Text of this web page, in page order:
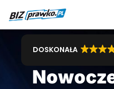
Przejdź
do
DOSKONAŁA